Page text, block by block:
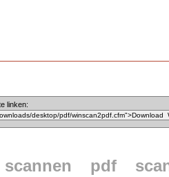
linken:
scannen pdf